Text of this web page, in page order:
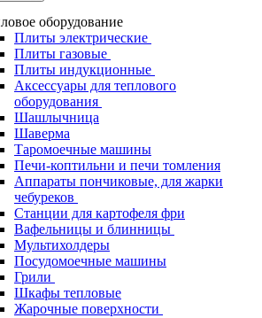
оборудование
Плиты электрические
Плиты газовые
Плиты индукционные
Аксессуары для теплового
оборудования
Шашлычница
Шаверма
Таромоечные машины
Печи-коптильни и печи томления
Аппараты пончиковые, для жарки
чебуреков
Станции для картофеля фри
Вафельницы и блинницы
Мультихолдеры
Посудомоечные машины
Грили
Шкафы тепловые
Жарочные поверхности